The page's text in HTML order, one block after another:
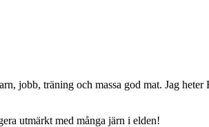
jobb, träning och massa god mat. Jag
utmärkt med många järn i elden!